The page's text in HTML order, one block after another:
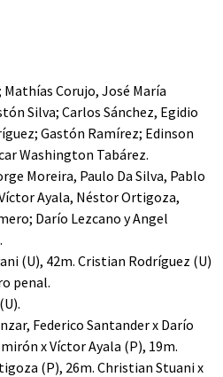
Corujo, José María
Silva; Carlos Sánchez, Egidio
Gastón Ramírez; Edinson
Washington Tabárez.
Moreira, Paulo Da Silva, Pablo
Ayala, Néstor Ortigoza,
Darío Lezcano y Angel
(U), 42m. Cristian Rodríguez (U)
penal.
Federico Santander x Darío
x Víctor Ayala (P), 19m.
(P), 26m. Christian Stuani x